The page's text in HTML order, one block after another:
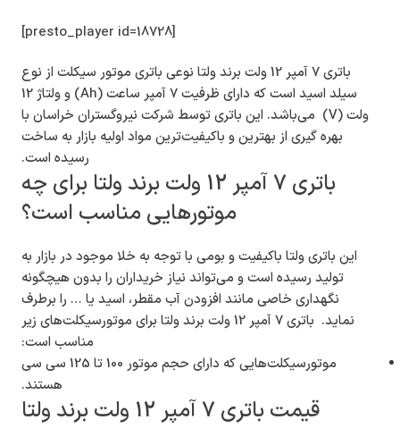
[presto_player id=18728]
باتری 7 آمپر 12 ولت برند ولتا نوعی باتری موتور سیکلت از نوع
سیلد اسید است که دارای ظرفیت 7 آمپر ساعت (Ah) و ولتاژ 12
ولت (V) می‌باشد. این باتری توسط شرکت نیروگستران خراسان با
بهره گیری از بهترین و باکیفیت‌ترین مواد اولیه بازار به ساخت
رسیده است.
باتری 7 آمپر 12 ولت برند ولتا برای چه
موتورهایی مناسب است؟
این باتری ولتا باکیفیت و بومی با توجه به خلا موجود در بازار به
تولید رسیده است و می‌تواند نیاز خریداران را بدون هیچگونه
نگهداری خاصی مانند افزودن آب مقطر، اسید یا … را برطرف
نماید. باتری 7 آمپر 12 ولت برند ولتا برای موتورسیکلت‌های زیر
مناسب است:
موتورسیکلت‌هایی که دارای حجم موتور 100 تا 125 سی سی
هستند.
قیمت باتری 7 آمپر 12 ولت برند ولتا